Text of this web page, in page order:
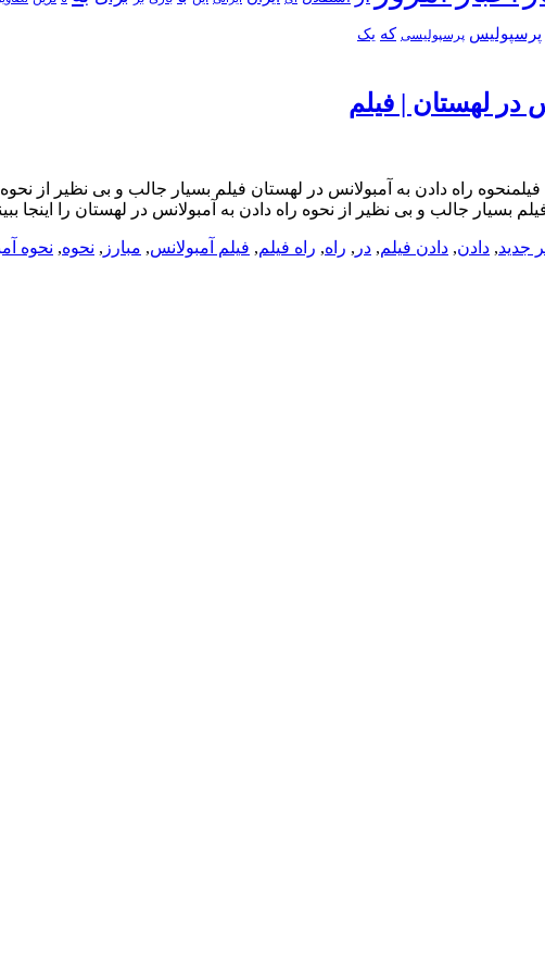
پرسپولیس پرسپولیسی که یک
در لهستان | فیلم
راه دادن به آمبولانس در لهستان فیلم بسیار جالب و بی نظیر از
بسیار جالب و بی نظیر از نحوه راه دادن به آمبولانس در لهستان را اینجا
جدید, دادن, دادن فیلم, در , راه, راه فیلم, فیلم آمبولانس, مبارز , نحوه, نحوه